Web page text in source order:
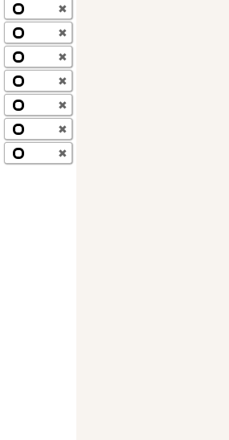
✖
✖
✖
✖
✖
✖
✖